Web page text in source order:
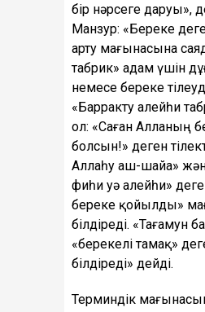
бір нәрсеге даруы»,
Манзур: «Береке
арту мағынасына
табрик» адам үшін
немесе береке
«Барракту алейһи
ол: «Саған Алланың
болсын!» деген
Аллаһу аш-шайа»
фиһи уә алейһи»
береке қойылды»
білдіреді. «Тағамун
«берекелі тамақ»
білдіреді» дейді.
Терминдік